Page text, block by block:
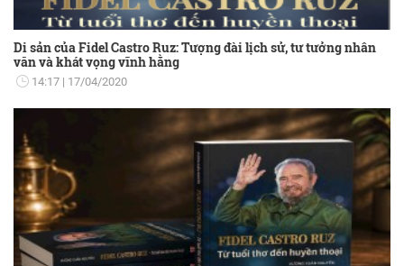
Di sản của Fidel Castro Ruz: Tượng đài lịch sử, tư tưởng nhân
văn và khát vọng vĩnh hằng
14:17 17/04/2020